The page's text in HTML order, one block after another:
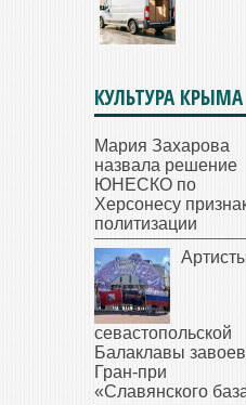
КУЛЬТУРА КРЫМА
Мария Захарова
назвала решение
ЮНЕСКО по
Херсонесу
политизации
севастопольской
Балаклавы
Гран-при
«Славянского